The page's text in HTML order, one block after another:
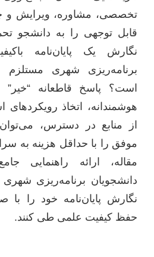
تخصصی، مشاوره، ویرایش و
قابل توجهی را به دانشجو
نگارش یک پایان‌نامه
برنامه‌ریزی شهری مستلزم
است؟ پاسخ قاطعانه “خیر”
هوشمندانه، اتخاذ رویکردهای
از منابع در دسترس،
موفق را با حداقل هزینه به
مقاله، ارائه راهنمایی
دانشجویان برنامه‌ریزی شهری
نگارش پایان‌نامه خود را با
حفظ کیفیت علمی طی کنند.